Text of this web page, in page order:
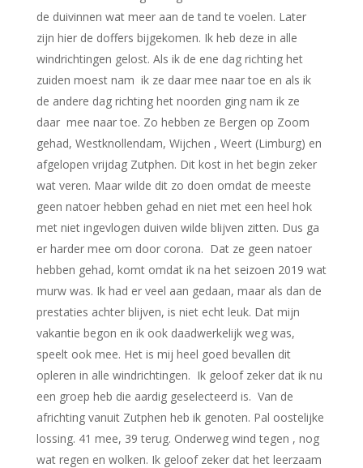
de duivinnen wat meer aan de tand te voelen. Later
zijn hier de doffers bijgekomen. Ik heb deze in alle
windrichtingen gelost. Als ik de ene dag richting het
zuiden moest nam ik ze daar mee naar toe en als ik
de andere dag richting het noorden ging nam ik ze
daar mee naar toe. Zo hebben ze Bergen op Zoom
gehad, Westknollendam, Wijchen , Weert (Limburg) en
afgelopen vrijdag Zutphen. Dit kost in het begin zeker
wat veren. Maar wilde dit zo doen omdat de meeste
geen natoer hebben gehad en niet met een heel hok
met niet ingevlogen duiven wilde blijven zitten. Dus ga
er harder mee om door corona. Dat ze geen natoer
hebben gehad, komt omdat ik na het seizoen 2019 wat
murw was. Ik had er veel aan gedaan, maar als dan de
prestaties achter blijven, is niet echt leuk. Dat mijn
vakantie begon en ik ook daadwerkelijk weg was,
speelt ook mee. Het is mij heel goed bevallen dit
opleren in alle windrichtingen. Ik geloof zeker dat ik nu
een groep heb die aardig geselecteerd is. Van de
africhting vanuit Zutphen heb ik genoten. Pal oostelijke
lossing. 41 mee, 39 terug. Onderweg wind tegen , nog
wat regen en wolken. Ik geloof zeker dat het leerzaam